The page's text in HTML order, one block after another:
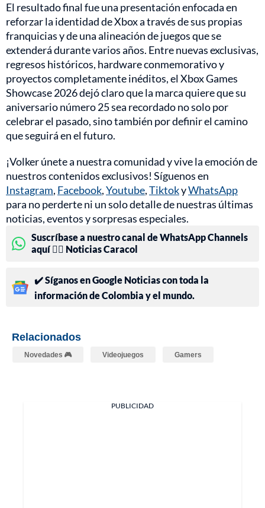
El resultado final fue una presentación enfocada en
reforzar la identidad de Xbox a través de sus propias
franquicias y de una alineación de juegos que se
extenderá durante varios años. Entre nuevas exclusivas,
regresos históricos, hardware conmemorativo y
proyectos completamente inéditos, el Xbox Games
Showcase 2026 dejó claro que la marca quiere que su
aniversario número 25 sea recordado no solo por
celebrar el pasado, sino también por definir el camino
que seguirá en el futuro.
¡Volker únete a nuestra comunidad y vive la emoción de
nuestros contenidos exclusivos! Síguenos en
Instagram, Facebook,Youtube,TiktokyWhatsApp
para no perderte ni un solo detalle de nuestras últimas
noticias, eventos y sorpresas especiales.
Suscríbase a nuestro canal de WhatsApp Channels
aquí 👉🏻 Noticias Caracol
✔️ Síganos en Google Noticias con toda la
información de Colombia y el mundo.
Relacionados
Novedades 🎮 Videojuegos Gamers
PUBLICIDAD